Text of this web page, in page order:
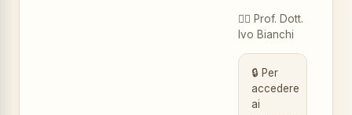
👨‍⚕️ Prof. Dott.
Ivo Bianchi
🔒 Per
accedere
ai